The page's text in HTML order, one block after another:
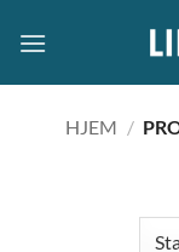
HJEM /